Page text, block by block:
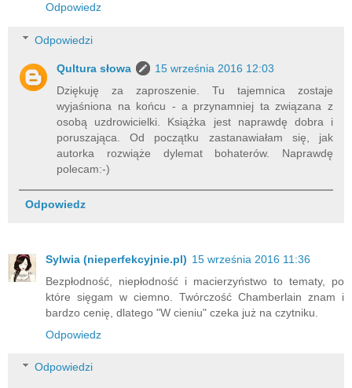
Odpowiedz
Odpowiedzi
Qultura słowa
15 września 2016 12:03
Dziękuję za zaproszenie. Tu tajemnica zostaje
wyjaśniona na końcu - a przynamniej ta związana z
osobą uzdrowicielki. Książka jest naprawdę dobra i
poruszająca. Od początku zastanawiałam się, jak
autorka rozwiąże dylemat bohaterów. Naprawdę
polecam:-)
Odpowiedz
Sylwia (nieperfekcyjnie.pl) 15 września 2016 11:36
Bezpłodność, niepłodność i macierzyństwo to tematy, po
które sięgam w ciemno. Twórczość Chamberlain znam i
bardzo cenię, dlatego "W cieniu" czeka już na czytniku.
Odpowiedz
Odpowiedzi